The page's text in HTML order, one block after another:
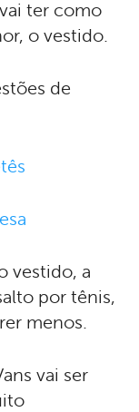
ter como
o vestido.
de
vestido, a
por tênis,
menos.
vai ser